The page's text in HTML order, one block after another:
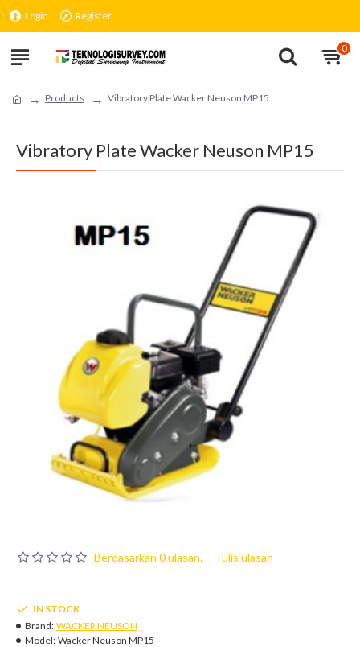
Login Register
0
Products Vibratory Plate Wacker Neuson MP15
Vibratory Plate Wacker Neuson MP15
Berdasarkan 0 ulasan. - Tulis ulasan
IN STOCK
Brand: WACKER NEUSON
Model: Wacker Neuson MP15